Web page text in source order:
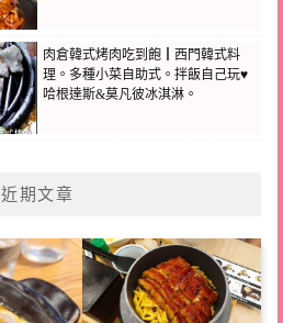
肉倉韓式烤肉吃到飽┃西門韓式料
理。多種小菜自助式。拌飯自己玩♥
哈根達斯&莫凡彼冰淇淋。
近期文章